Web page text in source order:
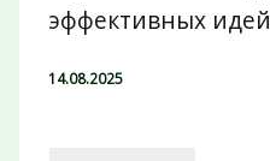
эффективных идей
14.08.2025